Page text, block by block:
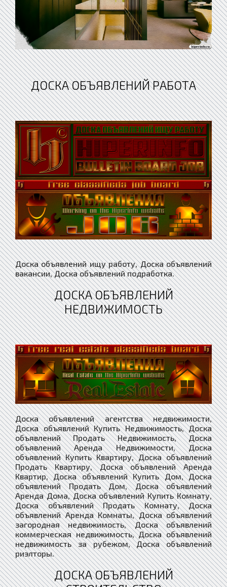
ДОСКА ОБЪЯВЛЕНИЙ РАБОТА
Доска объявлений ищу работу, Доска объявлений
вакансии, Доска объявлений подработка.
ДОСКА ОБЪЯВЛЕНИЙ
НЕДВИЖИМОСТЬ
Доска объявлений агентства недвижимости,
Доска объявлений Купить Недвижимость, Доска
объявлений Продать Недвижимость, Доска
объявлений Аренда Недвижимости, Доска
объявлений Купить Квартиру, Доска объявлений
Продать Квартиру, Доска объявлений Аренда
Квартир, Доска объявлений Купить Дом, Доска
объявлений Продать Дом, Доска объявлений
Аренда Дома, Доска объявлений Купить Комнату,
Доска объявлений Продать Комнату, Доска
объявлений Аренда Комнаты, Доска объявлений
загородная недвижимость, Доска объявлений
коммерческая недвижимость, Доска объявлений
недвижимость за рубежом, Доска объявлений
риэлторы.
ДОСКА ОБЪЯВЛЕНИЙ